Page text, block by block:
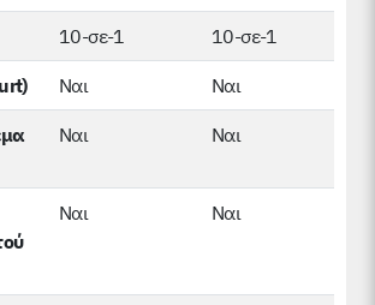
10-σε-1 10-σε-1
Ναι Ναι
Ναι Ναι
Ναι Ναι